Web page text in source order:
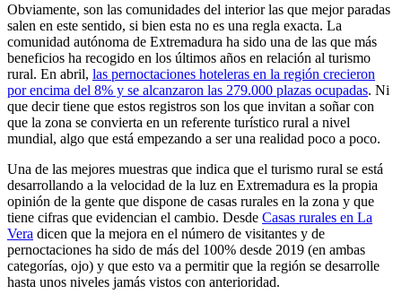
Obviamente, son las comunidades del interior las que mejor paradas
salen en este sentido, si bien esta no es una regla exacta. La
comunidad autónoma de Extremadura ha sido una de las que más
beneficios ha recogido en los últimos años en relación al turismo
rural. En abril, las pernoctaciones hoteleras en la región crecieron
por encima del 8% y se alcanzaron las 279.000 plazas ocupadas. Ni
que decir tiene que estos registros son los que invitan a soñar con
que la zona se convierta en un referente turístico rural a nivel
mundial, algo que está empezando a ser una realidad poco a poco.
Una de las mejores muestras que indica que el turismo rural se está
desarrollando a la velocidad de la luz en Extremadura es la propia
opinión de la gente que dispone de casas rurales en la zona y que
tiene cifras que evidencian el cambio. Desde Casas rurales en La
Vera dicen que la mejora en el número de visitantes y de
pernoctaciones ha sido de más del 100% desde 2019 (en ambas
categorías, ojo) y que esto va a permitir que la región se desarrolle
hasta unos niveles jamás vistos con anterioridad.